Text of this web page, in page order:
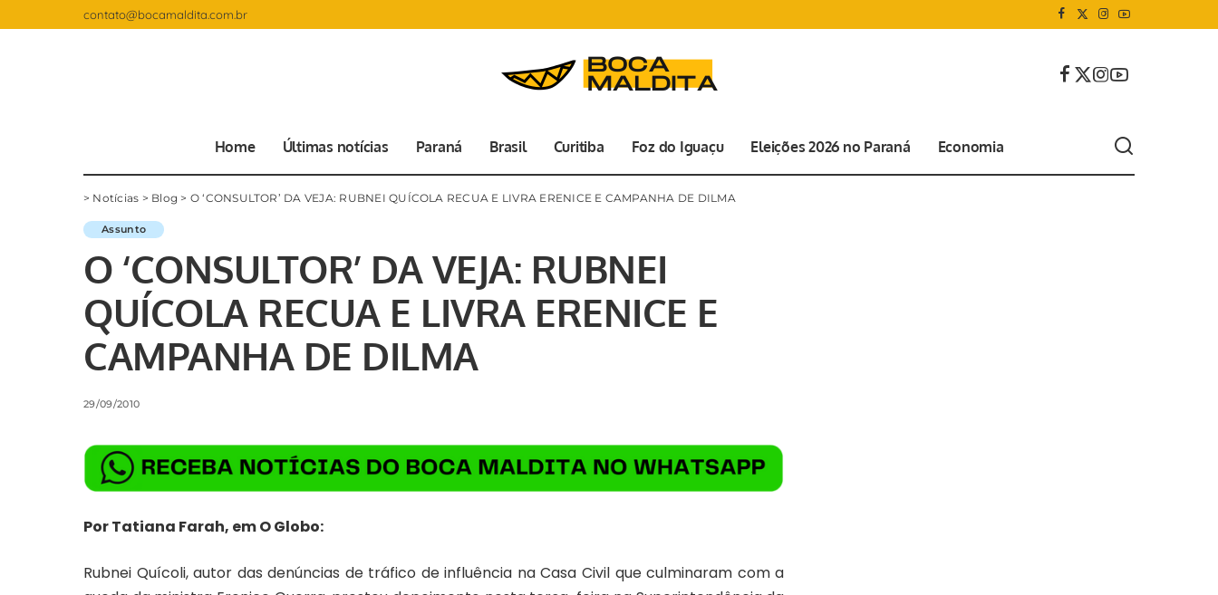
contato@bocamaldita.com.br
Home Últimas notícias Paraná Brasil Curitiba Foz do Iguaçu Eleições 2026 no Paraná Economia
> Notícias > Blog > O ‘CONSULTOR’ DA VEJA: RUBNEI QUÍCOLA RECUA E LIVRA ERENICE E CAMPANHA DE DILMA
Assunto
O ‘CONSULTOR’ DA VEJA: RUBNEI
QUÍCOLA RECUA E LIVRA ERENICE E
CAMPANHA DE DILMA
29/09/2010
Por Tatiana Farah, em O Globo:
Rubnei Quícoli, autor das denúncias de tráfico de influência na Casa Civil que culminaram com a